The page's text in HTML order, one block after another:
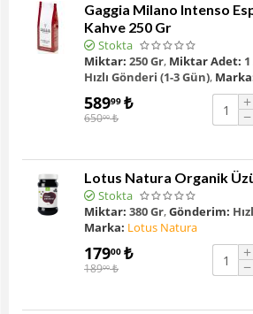
Gaggia Milano Intenso
Kahve 250 Gr
Stokta
Miktar: 250 Gr, Miktar Adet:
Hızlı Gönderi (1-3 Gün),
58999 ₺
65000 ₺
+
−
Lotus Natura Organik
Stokta
Miktar: 380 Gr,Gönderim:
Marka: Lotus Natura
17900 ₺
18900 ₺
+
−